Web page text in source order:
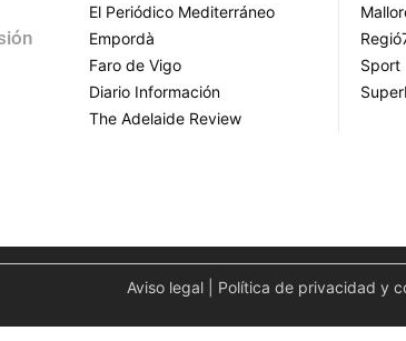
El Periódico Mediterráneo
Empordà
Faro de Vigo
Diario Información
The Adelaide Review
Sport
Aviso legal Política de privacidad y